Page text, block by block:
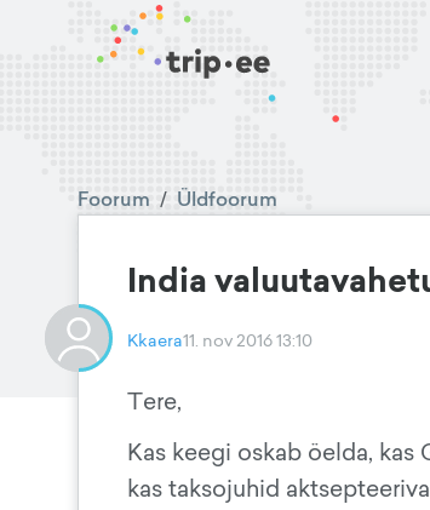
Foorum / Üldfoorum
India
Kkaera11. nov 2016 13:10
Tere,
Kas keegi oskab öelda,
kas taksojuhid